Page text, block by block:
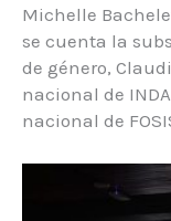
Michelle
se cuenta la
de género,
nacional de
nacional de